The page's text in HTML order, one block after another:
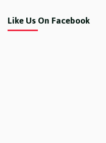
Like Us On Facebook